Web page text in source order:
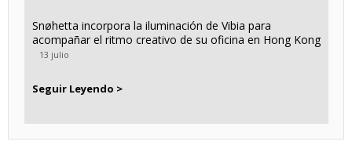
Snøhetta incorpora la iluminación de Vibia para
acompañar el ritmo creativo de su oficina en Hong Kong
13 julio
Seguir Leyendo >